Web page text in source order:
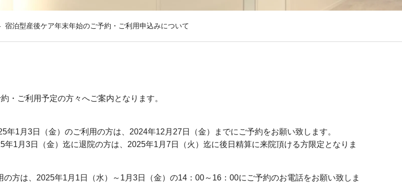
宿泊型産後ケア年末年始のご予約・ご利用申込みについて
・ご利用予定の方々へご案内となります。
年1月3日（金）のご利用の方は、2024年12月27日（金）までにご予約をお願い致します。
年1月3日（金）迄に退院の方は、2025年1月7日（火）迄に後日精算に来院頂ける方限定となりま
の方は、2025年1月1日（水）～1月3日（金）の14：00～16：00にご予約のお電話をお願い致しま